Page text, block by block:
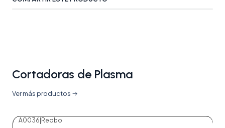
Cortadoras de Plasma
Ver más productos
A0036 Redbo